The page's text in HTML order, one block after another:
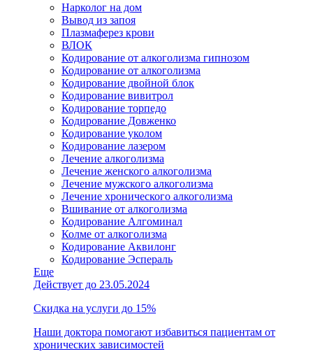
Нарколог на дом
Вывод из запоя
Плазмаферез крови
ВЛОК
Кодирование от алкоголизма гипнозом
Кодирование от алкоголизма
Кодирование двойной блок
Кодирование вивитрол
Кодирование торпедо
Кодирование Довженко
Кодирование уколом
Кодирование лазером
Лечение алкоголизма
Лечение женского алкоголизма
Лечение мужского алкоголизма
Лечение хронического алкоголизма
Вшивание от алкоголизма
Кодирование Алгоминал
Колме от алкоголизма
Кодирование Аквилонг
Кодирование Эспераль
Еще
Действует до 23.05.2024
Скидка на услуги до 15%
Наши доктора помогают избавиться пациентам от
хронических зависимостей